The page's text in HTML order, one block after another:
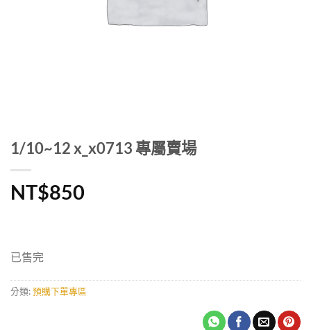
1/10~12 x_x0713 專屬賣場
NT$850
已售完
分類:預購下單專區